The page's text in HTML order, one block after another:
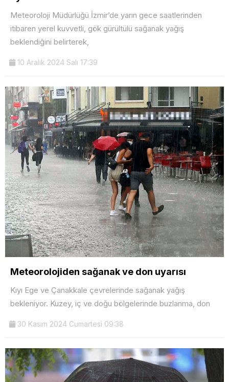
Meteoroloji Müdürlüğü İzmir’de yarın gece saatlerinden
itibaren yerel kuvvetli, gök gürültülü sağanak yağış
beklendiğini belirterek,
10 Aralık 2024 Salı 17:39
Meteorolojiden sağanak ve don uyarısı
Kıyı Ege ve Çanakkale çevrelerinde sağanak yağış
bekleniyor. Kuzey, iç ve doğu bölgelerinde buzlanma, don
30 Kasım 2024 Cumartesi 09:38